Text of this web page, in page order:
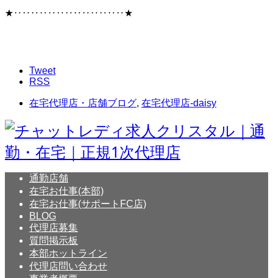
★‥‥‥‥‥‥‥‥‥‥‥‥‥★
Tweet
RSS
在宅代理店・店舗ブログ, 在宅代理店-daisy
通勤店舗
在宅お仕事(本部)
在宅お仕事(サポートFC店)
BLOG
代理店募集
質問掲示板
本部ホットライン
代理店問い合わせ